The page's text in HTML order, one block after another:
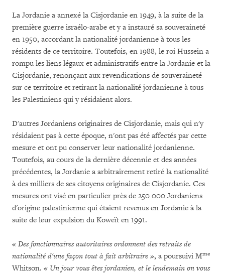
La Jordanie a annexé la Cisjordanie en 1949, à la suite de la
première guerre israélo-arabe et y a instauré sa souveraineté
en 1950, accordant la nationalité jordanienne à tous les
résidents de ce territoire. Toutefois, en 1988, le roi Hussein a
rompu les liens légaux et administratifs entre la Jordanie et la
Cisjordanie, renonçant aux revendications de souveraineté
sur ce territoire et retirant la nationalité jordanienne à tous
les Palestiniens qui y résidaient alors.
D'autres Jordaniens originaires de Cisjordanie, mais qui n'y
résidaient pas à cette époque, n'ont pas été affectés par cette
mesure et ont pu conserver leur nationalité jordanienne.
Toutefois, au cours de la dernière décennie et des années
précédentes, la Jordanie a arbitrairement retiré la nationalité
à des milliers de ses citoyens originaires de Cisjordanie. Ces
mesures ont visé en particulier près de 250 000 Jordaniens
d'origine palestinienne qui étaient revenus en Jordanie à la
suite de leur expulsion du Koweït en 1991.
« Des fonctionnaires autoritaires ordonnent des retraits de
nationalité d'une façon tout à fait arbitraire », a poursuivi Mme
Whitson. « Un jour vous êtes jordanien, et le lendemain on vous